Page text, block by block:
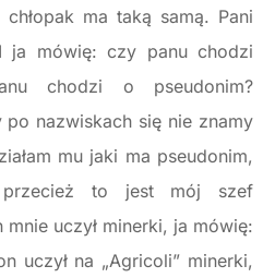
ma taką samą. Pani
ja mówię: czy panu chodzi
chodzi o pseudonim?
nazwiskach się nie znamy
mu jaki ma pseudonim,
to jest mój szef
uczył minerki, ja mówię:
uczył na „Agricoli” minerki,